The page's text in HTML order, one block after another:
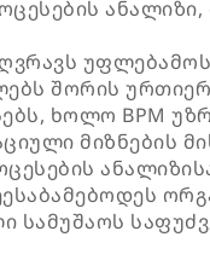
ანალიზი,
შორის
ხოლო BPM
მიზნების
სამუშაოს